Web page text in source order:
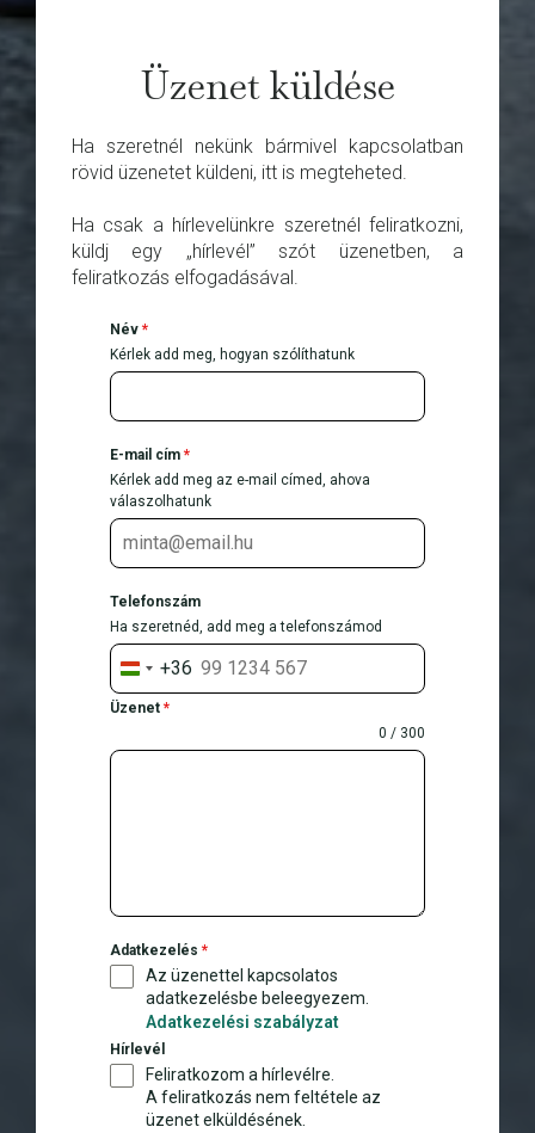
Üzenet küldése
Ha szeretnél nekünk bármivel kapcsolatban
rövid üzenetet küldeni, itt is megteheted.
Ha csak a hírlevelünkre szeretnél feliratkozni,
küldj egy „hírlevél” szót üzenetben, a
feliratkozás elfogadásával.
Név *
Kérlek add meg, hogyan szólíthatunk
E-mail cím *
Kérlek add meg az e-mail címed, ahova
válaszolhatunk
Telefonszám
Ha szeretnéd, add meg a telefonszámod
H
u
g
6
+36
Üzenet *
0 / 300
Adatkezelés *
Az üzenettel kapcsolatos
adatkezelésbe beleegyezem.
Adatkezelési szabályzat
Hírlevél
Feliratkozom a hírlevélre.
A feliratkozás nem feltétele az
üzenet elküldésének.